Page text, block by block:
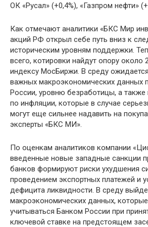
ОК «Русал» (+0,4%), «Газпром нефти»
Как отмечают аналитики «БКС Мир
акций РФ открыл себе путь вниз к
историческим уровням поддержки.
всего, котировки найдут опору около
индексу МосБиржи. В среду
важных макроэкономических данных
России, уровню безработицы, а
по инфляции, которые в случае
могут еще сильнее надавить на
эксперты «БКС МИ».
По оценкам аналитиков компании
введенные новые западные санкции
банков формируют риски ухудшения
проведением экспортных платежей и
дефицита ликвидности. В среду
макроэкономических данных,
учитываться Банком России при
ключевой ставке на предстоящем